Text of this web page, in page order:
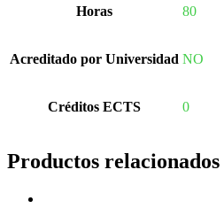
Horas 80
Acreditado por Universidad NO
Créditos ECTS 0
Productos relacionados